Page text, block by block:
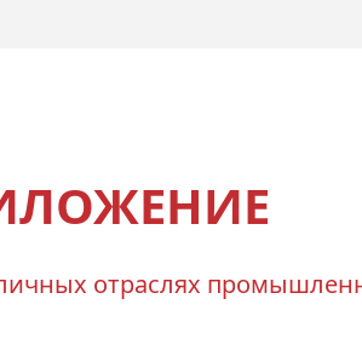
отраслях